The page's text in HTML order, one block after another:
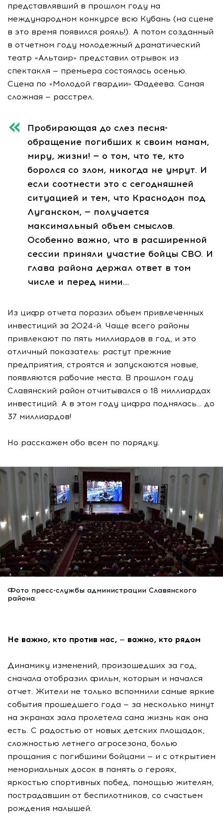
представлявший в прошлом году на
международном конкурсе всю Кубань (на сцене
в это время появился рояль!). А потом созданный
в отчетном году молодежный драматический
театр «Альтаир» представил отрывок из
спектакля — премьера состоялась осенью.
Сцена по «Молодой гвардии» Фадеева. Самая
сложная — расстрел.
Пробирающая до слез песня-
обращение погибших к своим мамам,
миру, жизни! — о том, что те, кто
боролся со злом, никогда не умрут. И
если соотнести это с сегодняшней
ситуацией и тем, что Краснодон под
Луганском, — получается
максимальный объем смыслов.
Особенно важно, что в расширенной
сессии приняли участие бойцы СВО. И
глава района держал ответ в том
числе и перед ними…
Из цифр отчета поразил объем привлеченных
инвестиций за 2024-й. Чаще всего районы
привлекают по пять миллиардов в год, и это
отличный показатель: растут прежние
предприятия, строятся и запускаются новые,
появляются рабочие места. В прошлом году
Славянский район отчитывался о 18 миллиардах
инвестиций. А в этом году цифра поднялась… до
37 миллиардов!
Но расскажем обо всем по порядку.
Фото пресс-службы администрации Славянского
района.
Не важно, кто против нас, — важно, кто рядом
Динамику изменений, произошедших за год,
сначала отобразил фильм, которым и начался
отчет. Жители не только вспомнили самые яркие
события прошедшего года — за несколько минут
на экранах зала пролетела сама жизнь как она
есть. С радостью от новых детских площадок,
сложностью летнего агросезона, болью
прощания с погибшими бойцами — и с открытием
мемориальных досок в память о героях,
яркостью спортивных побед, помощью жителям,
пострадавшим от беспилотников, со счастьем
рождения малышей.